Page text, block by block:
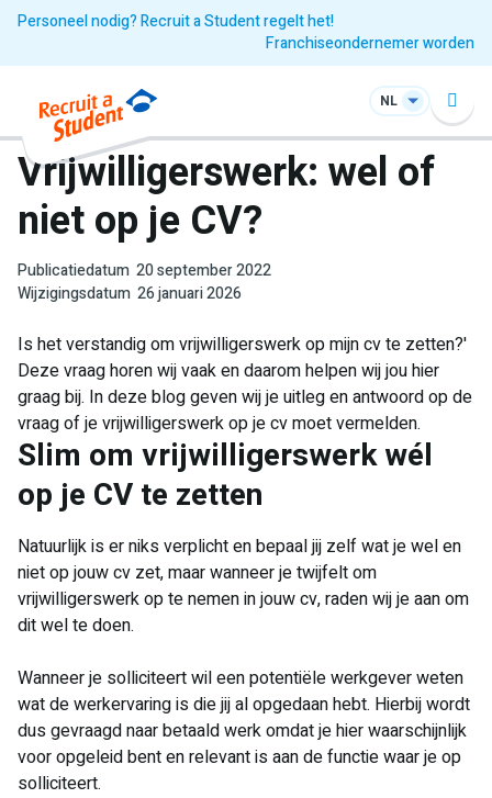
Personeel nodig? Recruit a Student regelt het!
Franchiseondernemer worden
NL
Vrijwilligerswerk: wel of
niet op je CV?
Publicatiedatum 20 september 2022
Wijzigingsdatum 26 januari 2026
Is het verstandig om vrijwilligerswerk op mijn cv te zetten?'
Deze vraag horen wij vaak en daarom helpen wij jou hier
graag bij. In deze blog geven wij je uitleg en antwoord op de
vraag of je vrijwilligerswerk op je cv moet vermelden.
Slim om vrijwilligerswerk wél
op je CV te zetten
Natuurlijk is er niks verplicht en bepaal jij zelf wat je wel en
niet op jouw cv zet, maar wanneer je twijfelt om
vrijwilligerswerk op te nemen in jouw cv, raden wij je aan om
dit wel te doen.
Wanneer je solliciteert wil een potentiële werkgever weten
wat de werkervaring is die jij al opgedaan hebt. Hierbij wordt
dus gevraagd naar betaald werk omdat je hier waarschijnlijk
voor opgeleid bent en relevant is aan de functie waar je op
solliciteert.